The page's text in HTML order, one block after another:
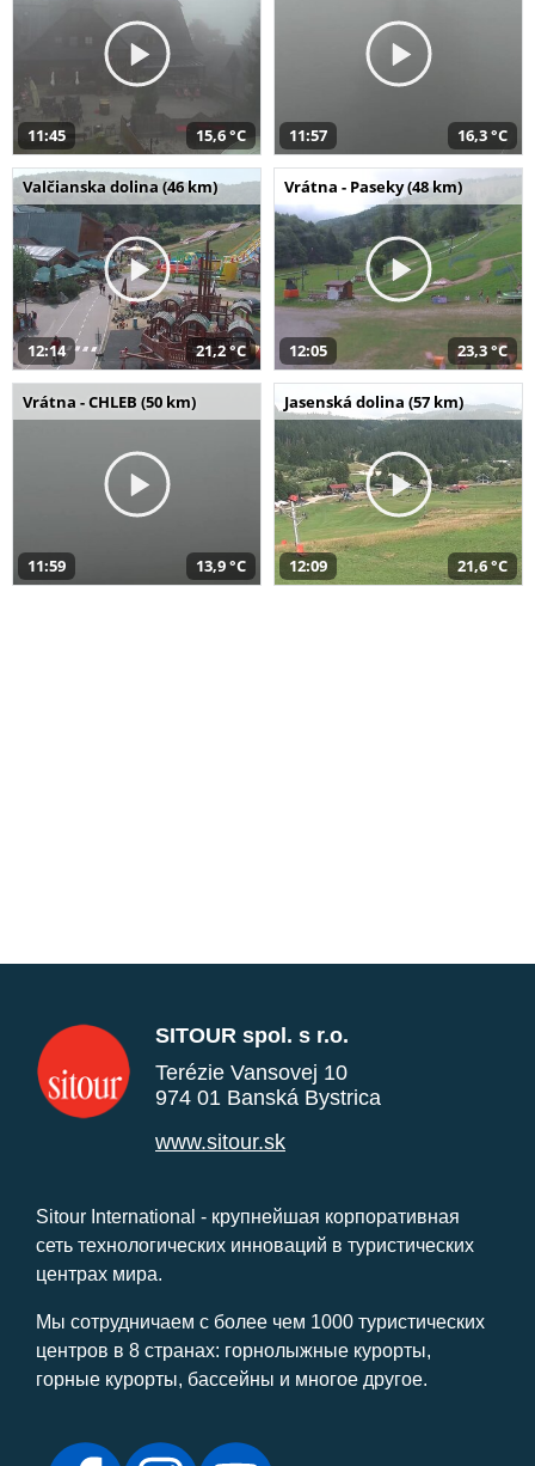
11:45 15,6 °C 11:57 16,3 °C
Valčianska dolina (46 km)
12:14 21,2 °C
Vrátna - Paseky (48 km)
12:05 23,3 °C
Vrátna - CHLEB (50 km)
11:59 13,9 °C
Jasenská dolina (57 km)
12:09 21,6 °C
SITOUR spol. s r.o.
Terézie Vansovej 10
974 01 Banská Bystrica
www.sitour.sk
Sitour International - крупнейшая корпоративная
сеть технологических инноваций в туристических
центрах мира.
Мы сотрудничаем с более чем 1000 туристических
центров в 8 странах: горнолыжные курорты,
горные курорты, бассейны и многое другое.